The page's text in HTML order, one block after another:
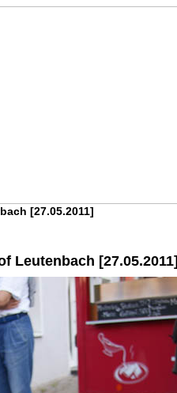
[27.05.2011]
Leutenbach [27.05.2011]